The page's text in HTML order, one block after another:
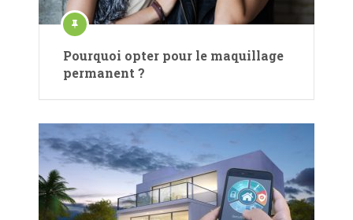
Pourquoi opter pour le maquillage
permanent ?